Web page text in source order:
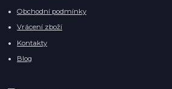
Obchodní podmínky
Vrácení zboží
Kontakty
Blog